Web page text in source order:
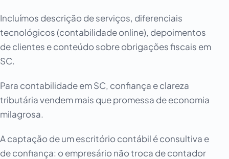
Incluímos descrição de serviços, diferenciais
tecnológicos (contabilidade online), depoimentos
de clientes e conteúdo sobre obrigações fiscais em
SC.
Para contabilidade em SC, confiança e clareza
tributária vendem mais que promessa de economia
milagrosa.
A captação de um escritório contábil é consultiva e
de confiança: o empresário não troca de contador